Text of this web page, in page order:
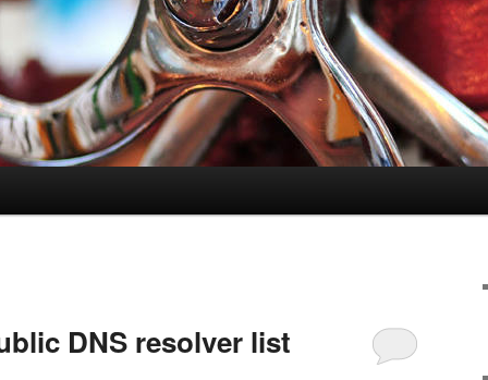
DNS resolver list